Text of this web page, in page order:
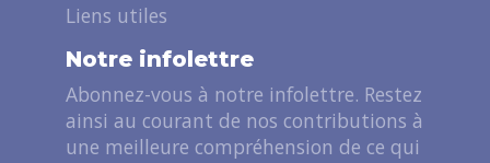
Liens utiles
Notre infolettre
Abonnez-vous à notre infolettre. Restez
ainsi au courant de nos contributions à
une meilleure compréhension de ce qui